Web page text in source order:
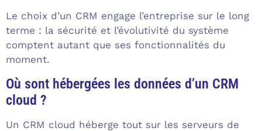
Le choix d’un CRM engage l’entreprise sur le long
terme : la sécurité et l’évolutivité du système
comptent autant que ses fonctionnalités du
moment.
Où sont hébergées les données d’un CRM
cloud ?
Un CRM cloud héberge tout sur les serveurs de